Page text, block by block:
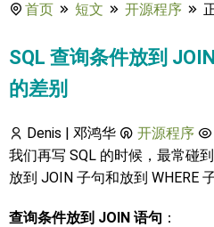
首页 短文 开源程序
SQL 查询条件放到
的差别
Denis | 邓鸿华 开源程序
我们再写 SQL 的时候，最常碰
放到 JOIN 子句和放到 WHERE
查询条件放到 JOIN 语句 ：